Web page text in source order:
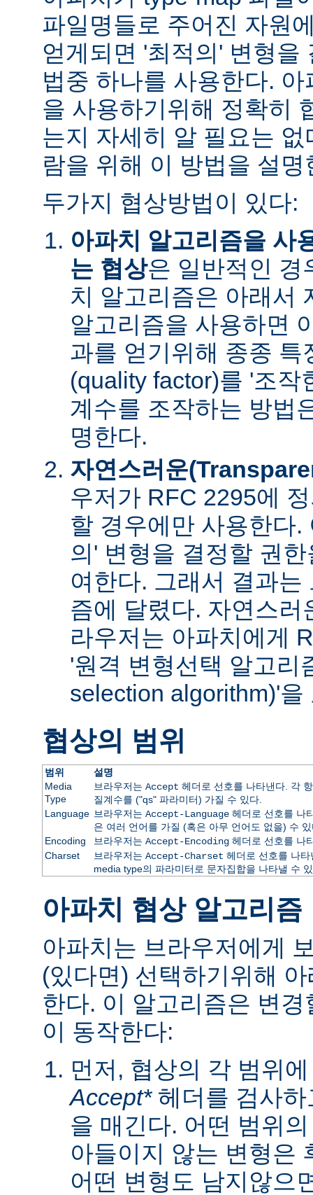
파일명들로 주어진 자원
얻게되면 '최적의' 변형을
법중 하나를 사용한다.
을 사용하기위해 정확히
는지 자세히 알 필요는
람을 위해 이 방법을 설명
두가지 협상방법이 있다:
아파치 알고리즘을 사
는 협상은 일반적인 경
치 알고리즘은 아래서
알고리즘을 사용하면
과를 얻기위해 종종 특
(quality factor)를 '조작
계수를 조작하는 방법
명한다.
자연스러운
우저가 RFC 2295에
할 경우에만 사용한다.
의' 변형을 결정할 권
여한다. 그래서 결과
즘에 달렸다. 자연스러
라우저는 아파치에게
'원격 변형선택 알고리
selection algorithm)'을
협상의 범위
범위
설명
Media
Type
브라우저는 Accept 헤더로 선호를 나타낸다. 각
질계수를 ("qs" 파라미터) 가질 수 있다.
Language 브라우저는 Accept-Language헤더로 선호를 나
은 여러 언어를 가질 (혹은 아무 언어도 없을) 수
Encoding
브라우저는 Accept-Encoding헤더로 선호를 나
Charset
브라우저는 Accept-Charset 헤더로 선호를 나
media type의 파라미터로 문자집합을 나타낼 수
아파치 협상 알고리즘
아파치는 브라우저에게
(있다면) 선택하기위해
한다. 이 알고리즘은 변
이 동작한다:
먼저, 협상의 각 범위
Accept*헤더를 검사하
을 매긴다. 어떤 범위
아들이지 않는 변형은
어떤 변형도 남지않으